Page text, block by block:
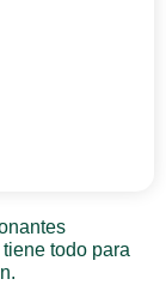
todo para